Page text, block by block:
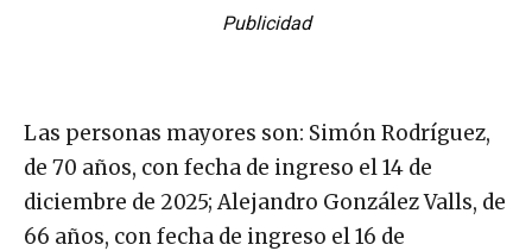
Publicidad
Las personas mayores son: Simón Rodríguez,
de 70 años, con fecha de ingreso el 14 de
diciembre de 2025; Alejandro González Valls, de
66 años, con fecha de ingreso el 16 de